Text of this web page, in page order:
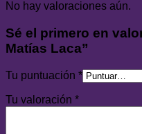
No hay valoraciones aún.
Sé el primero en
Matías Laca”
Tu puntuación *
Tu valoración *